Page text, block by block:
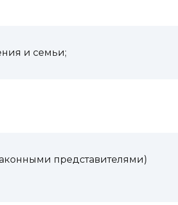
и семьи;
представителями)